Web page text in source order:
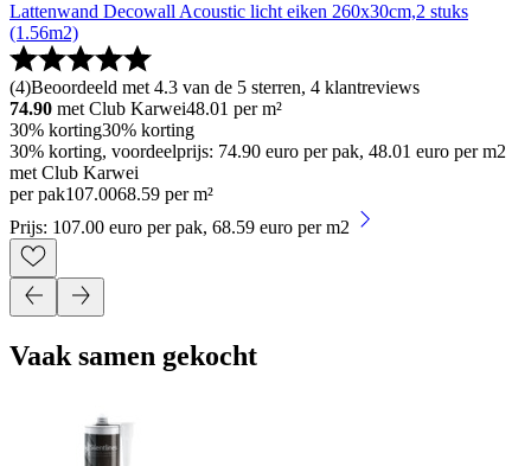
Lattenwand Decowall Acoustic licht eiken 260x30cm,2 stuks
(1.56m2)
(4)Beoordeeld met 4.3 van de 5 sterren, 4 klantreviews
74.90 met Club Karwei48.01 per m²
30% korting30% korting
30% korting, voordeelprijs: 74.90 euro per pak, 48.01 euro per m2
met Club Karwei
per pak107.0068.59 per m²
Prijs: 107.00 euro per pak, 68.59 euro per m2
Vaak samen gekocht